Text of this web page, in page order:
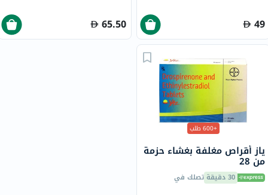
49
65.50
+600 طلب
ياز أقراص مغلفة بغشاء حزمة
من 28
30 دقيقة تصلك في